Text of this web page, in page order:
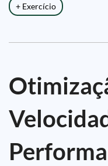
+ Exercício